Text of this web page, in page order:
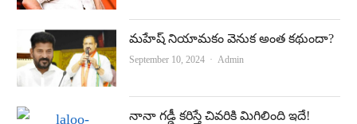
మహేష్‌ నియామకం వెనుక అంత కథుందా?
September 10, 2024 Author
Admin
నానా గడ్డీ కరిస్తే చివరికి మిగిలింది ఇదే!